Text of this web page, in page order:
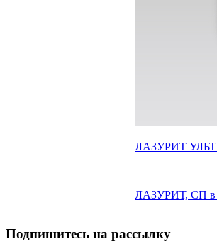
ЛАЗУРИТ
ЛАЗУРИТ, СП в
Подпишитесь на рассылку